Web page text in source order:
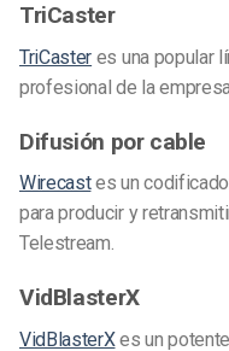
TriCaster
TriCaster es una popular
profesional de la
Difusión por cable
Wirecastes un
para producir y
Telestream.
VidBlasterX
VidBlasterXes un